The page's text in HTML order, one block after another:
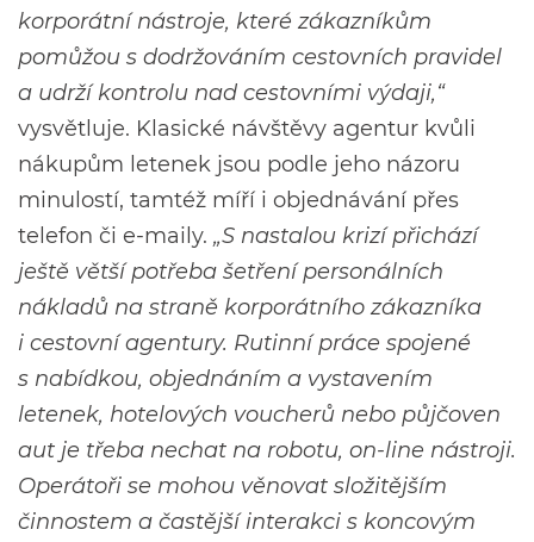
korporátní nástroje, které zákazníkům
pomůžou s dodržováním cestovních pravidel
a udrží kontrolu nad cestovními výdaji,“
vysvětluje. Klasické návštěvy agentur kvůli
nákupům letenek jsou podle jeho názoru
minulostí, tamtéž míří i objednávání přes
telefon či e-maily. „S nastalou krizí přichází
ještě větší potřeba šetření personálních
nákladů na straně korporátního zákazníka
i cestovní agentury. Rutinní práce spojené
s nabídkou, objednáním a vystavením
letenek, hotelových voucherů nebo půjčoven
aut je třeba nechat na robotu, on-line nástroji.
Operátoři se mohou věnovat složitějším
činnostem a častější interakci s koncovým